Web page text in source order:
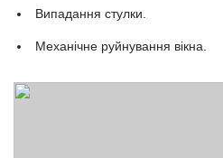
Випадання стулки.
Механічне руйнування вікна.